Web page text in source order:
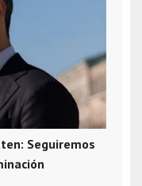
Seguiremos